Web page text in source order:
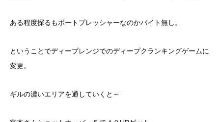
ある程度探るもボートプレッシャーなのかバイト無し。
ということでディープレンジでのディープクランキングゲームに
変更。
ギルの濃いエリアを通していくと～